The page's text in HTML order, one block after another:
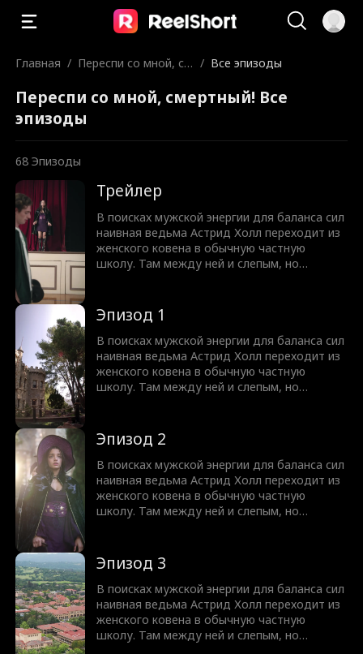
Главная / Переспи со мной, см / Все эпизоды
Переспи со мной, смертный! Все
эпизоды
68 Эпизоды
Трейлер
В поисках мужской энергии для баланса сил
наивная ведьма Астрид Холл переходит из
женского ковена в обычную частную
школу. Там между ней и слепым, но
парень ослеп из-за проклятья, она
предлагает сделку. Астрид вернет ему
зрение, а Нейт выполнит любую ее просьбу.
Но юную ведьму ждет культурный шок,
ведь спать вместе означает совсем не то,
что она думала!
Эпизод 1
В поисках мужской энергии для баланса сил
наивная ведьма Астрид Холл переходит из
женского ковена в обычную частную
школу. Там между ней и слепым, но
парень ослеп из-за проклятья, она
предлагает сделку. Астрид вернет ему
зрение, а Нейт выполнит любую ее просьбу.
Но юную ведьму ждет культурный шок,
ведь спать вместе означает совсем не то,
что она думала!
Эпизод 2
В поисках мужской энергии для баланса сил
наивная ведьма Астрид Холл переходит из
женского ковена в обычную частную
школу. Там между ней и слепым, но
парень ослеп из-за проклятья, она
предлагает сделку. Астрид вернет ему
зрение, а Нейт выполнит любую ее просьбу.
Но юную ведьму ждет культурный шок,
ведь спать вместе означает совсем не то,
что она думала!
Эпизод 3
В поисках мужской энергии для баланса сил
наивная ведьма Астрид Холл переходит из
женского ковена в обычную частную
школу. Там между ней и слепым, но